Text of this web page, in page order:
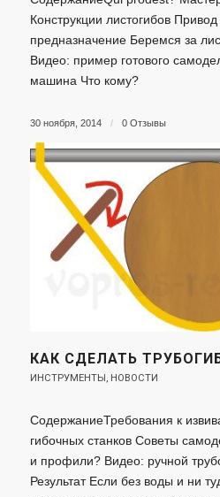
Конструкции листогибов
предназначение Беремся за
Видео: пример готового
машина Что кому?
30 ноября, 2014 / 0 Отзывы
КАК СДЕЛАТЬ
ИНСТРУМЕНТЫ, НОВОСТИ
СодержаниеТребования к
гибочных станков Советы
и профили? Видео: ручной
Результат Если без воды и ни